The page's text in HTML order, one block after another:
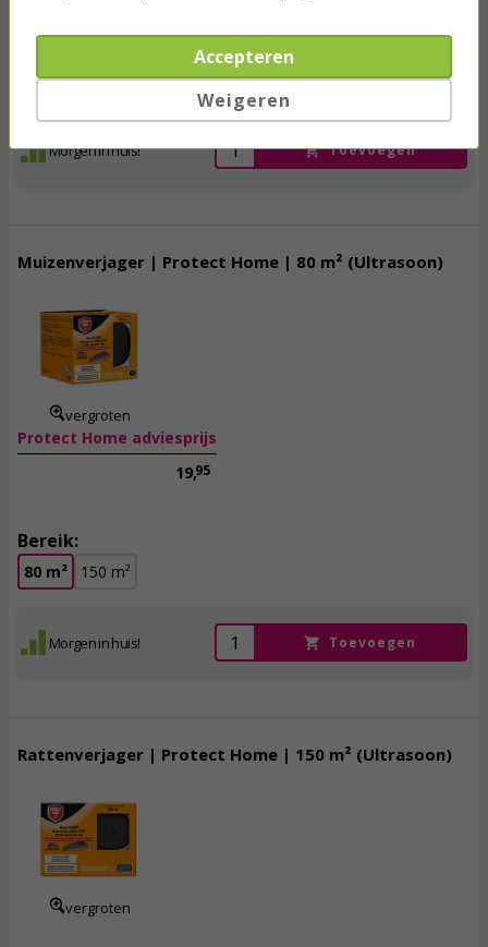
80 m² 150 m²
Morgen in huis! Toevoegen
Muizenverjager | Protect Home | 80 m² (Ultrasoon)
vergroten
Protect Home adviesprijs
19,95
Bereik:
80 m² 150 m²
Morgen in huis! Toevoegen
Rattenverjager | Protect Home | 150 m² (Ultrasoon)
vergroten
Accepteren
Weigeren